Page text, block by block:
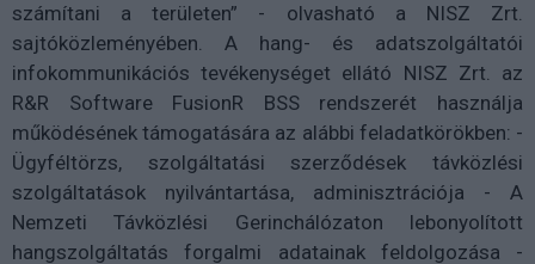
számítani a területen” - olvasható a NISZ Zrt.
sajtóközleményében. A hang- és adatszolgáltatói
infokommunikációs tevékenységet ellátó NISZ Zrt. az
R&R Software FusionR BSS rendszerét használja
működésének támogatására az alábbi feladatkörökben: -
Ügyféltörzs, szolgáltatási szerződések távközlési
szolgáltatások nyilvántartása, adminisztrációja - A
Nemzeti Távközlési Gerinchálózaton lebonyolított
hangszolgáltatás forgalmi adatainak feldolgozása -